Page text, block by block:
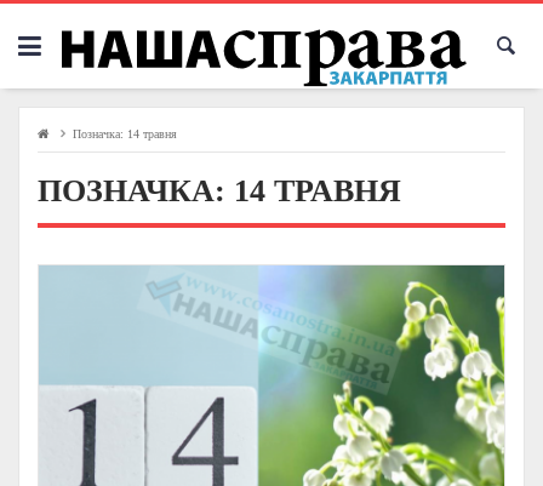
Skip
content
Позначка: 14 травня
ПОЗНАЧКА: 14 ТРАВНЯ